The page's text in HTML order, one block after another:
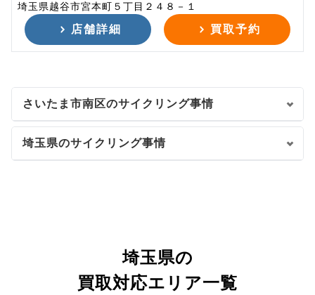
埼玉県越谷市宮本町５丁目２４８－１
店舗詳細 買取予約
さいたま市南区のサイクリング事情
埼玉県のサイクリング事情
埼玉県の
買取対応エリア一覧